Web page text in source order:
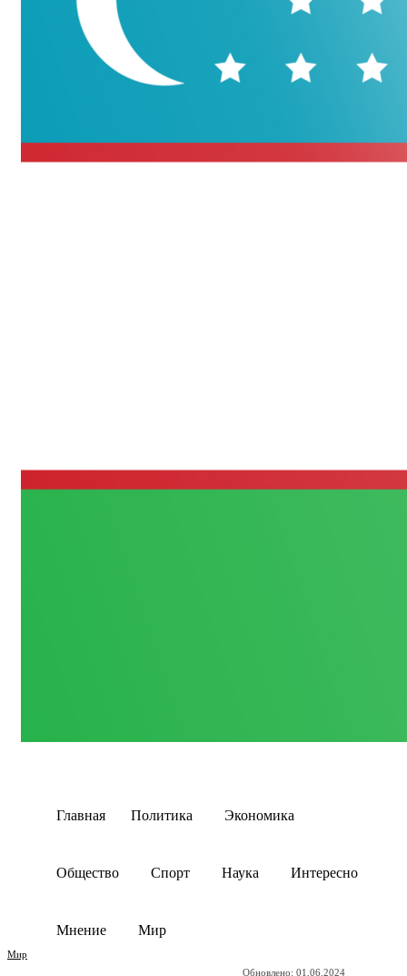
Главная Политика Экономика
Общество Спорт Наука Интересно
Мнение Мир
Мир
Обновлено: 01.06.2024